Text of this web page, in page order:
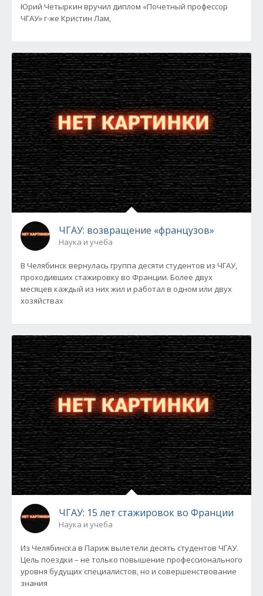
Юрий Четыркин вручил диплом «Почетный профессор
ЧГАУ» г-же Кристин Лам,
ЧГАУ: возвращение «французов»
Наука и учеба
В Челябинск вернулась группа десяти студентов из ЧГАУ,
проходивших стажировку во Франции. Более двух
месяцев каждый из них жил и работал в одном или двух
хозяйствах
ЧГАУ: 15 лет стажировок во Франции
Наука и учеба
Из Челябинска в Париж вылетели десять студентов ЧГАУ.
Цель поездки – не только повышение профессионального
уровня будущих специалистов, но и совершенствование
знания